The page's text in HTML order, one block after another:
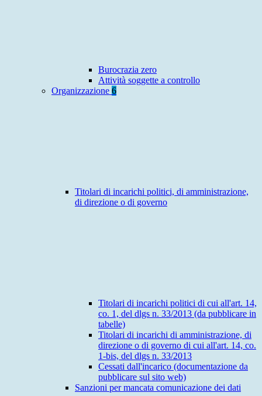
Burocrazia zero
Attività soggette a controllo
Organizzazione 6
Titolari di incarichi politici, di amministrazione,
di direzione o di governo
Titolari di incarichi politici di cui all'art. 14,
co. 1, del dlgs n. 33/2013 (da pubblicare in
tabelle)
Titolari di incarichi di amministrazione, di
direzione o di governo di cui all'art. 14, co.
1-bis, del dlgs n. 33/2013
Cessati dall'incarico (documentazione da
pubblicare sul sito web)
Sanzioni per mancata comunicazione dei dati